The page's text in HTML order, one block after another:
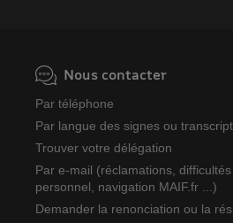
Nous contacter
Par téléphone
Par langue des signes ou
Trouver votre délégation
Par e-mail (réclamations,
personnel, navigation MAIF.fr ...)
Demander la renonciation ou la